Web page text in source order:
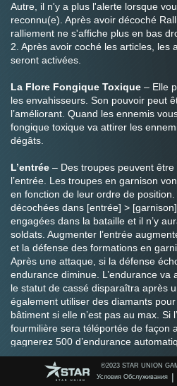
Autre, il n'y a plus l'alerte lorsque
reconnu(e). Après avoir décoché
ralliement ne s'affiche plus en bas
2. Après avoir coché les articles, les
seront activées.
La Flore Fongique Toxique – Elle
les envahisseurs. Son pouvoir peut
l’améliorant. Quand les ennemis
fongique toxique va attirer les
dégâts.
L’entrée – Des troupes peuvent
l’entrée. Les troupes en garnison
en fonction de leur ordre de
décochées dans [entrée] >
engagées dans la bataille et il n’y
soldats. Augmenter l’entrée
et la défense des formations en
Après une attaque, si la défense
endurance diminue. L’endurance
le statut de cassé disparaîtra après
également utiliser des diamants
bâtiment si elle n’est pas au max. Si
fourmilière sera téléportée de façon
gagnerez 500 d’endurance
Le centre de ralliement – 3
Améliorer un centre de ralliement
fourmis dans la formation. Vous
©️2023 STAR UNION
Условия Обслуживания
|